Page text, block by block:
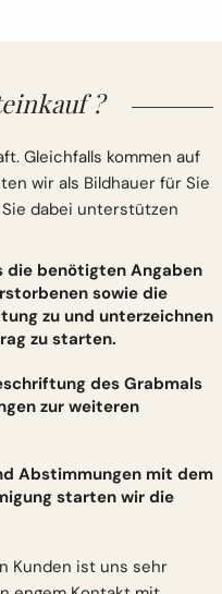
?
Gleichfalls kommen auf
wir als Bildhauer für Sie
dabei unterstützen
die benötigten Angaben
sowie die
zu und unterzeichnen
zu starten.
des Grabmals
zur weiteren
Abstimmungen mit dem
starten wir die
Kunden ist uns sehr